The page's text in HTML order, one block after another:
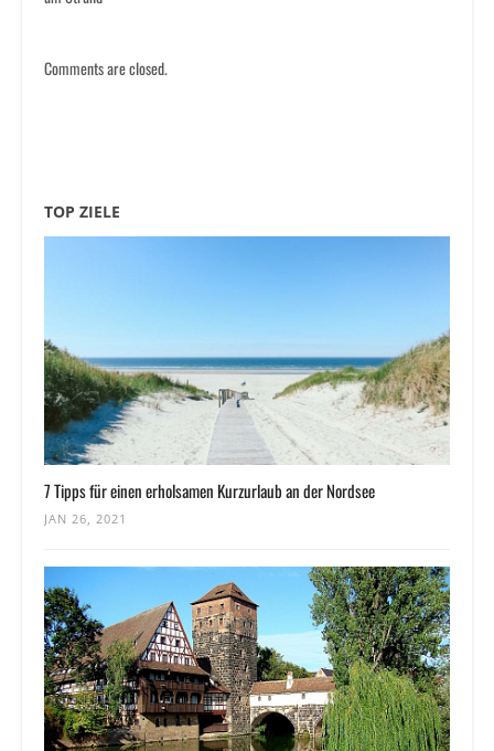
Comments are closed.
TOP ZIELE
7 Tipps für einen erholsamen Kurzurlaub an der Nordsee
JAN 26, 2021